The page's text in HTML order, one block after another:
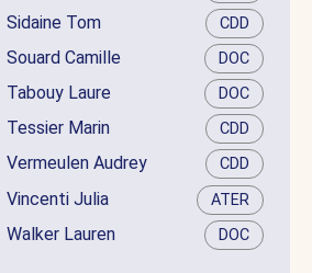
Sidaine Tom CDD
Souard Camille DOC
Tabouy Laure DOC
Tessier Marin CDD
Vermeulen Audrey CDD
Vincenti Julia ATER
Walker Lauren DOC